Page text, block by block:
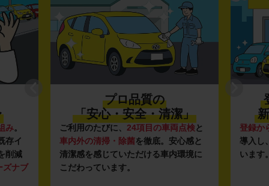
み。
存イ
削減
ズナブ
プロ品質の
「安心・安全・清潔」
ご利用のたびに、 24項目の車両点検と
車内外の清掃・除菌を徹底。安心感と
清潔感を感じていただける車内環境に
こだわっています。
登録か
導入し
います